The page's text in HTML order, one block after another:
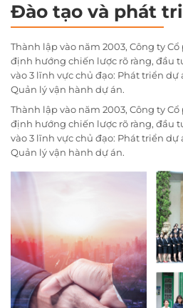
Đào tạo và phát
Thành lập vào năm 2003, Công ty
định hướng chiến lược rõ ràng, đầu
vào 3 lĩnh vực chủ đạo: Phát triển dự
Quản lý vận hành dự án.
Thành lập vào năm 2003, Công ty
định hướng chiến lược rõ ràng, đầu
vào 3 lĩnh vực chủ đạo: Phát triển dự
Quản lý vận hành dự án.